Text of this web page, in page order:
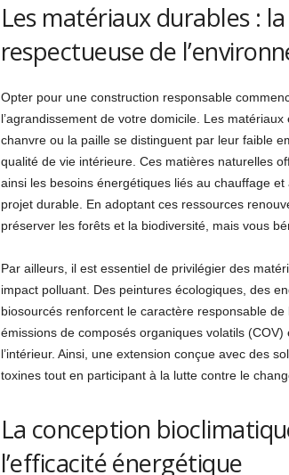
Les matériaux durables :
respectueuse de
Opter pour une construction responsable
l’agrandissement de votre domicile. Les
chanvre ou la paille se distinguent par leur faible
qualité de vie intérieure. Ces matières naturelles
ainsi les besoins énergétiques liés au chauffage
projet durable. En adoptant ces ressources
préserver les forêts et la biodiversité, mais vous
Par ailleurs, il est essentiel de privilégier des
impact polluant. Des peintures écologiques, des
biosourcés renforcent le caractère responsable
émissions de composés organiques volatils
l’intérieur. Ainsi, une extension conçue avec des
toxines tout en participant à la lutte contre le
La conception
l’efficacité énergétique